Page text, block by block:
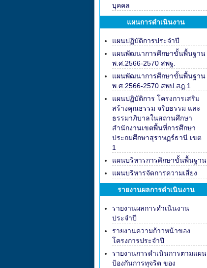
บุคคล
แผนการดำเนินงาน
แผนปฏิบัติการประจำปี
แผนพัฒนาการศึกษาขั้นพื้นฐาน
พ.ศ.2566-2570 สพฐ.
แผนพัฒนาการศึกษาขั้นพื้นฐาน
พ.ศ.2566-2570 สพป.สฎ.1
แผนปฏิบัติการ โครงการเสริม
สร้างคุณธรรม จริยธรรม และ
ธรรมาภิบาลในสถานศึกษา
สำนักงานเขตพื้นที่การศึกษา
ประถมศึกษาสุราษฏร์ธานี เขต
1
แผนบริหารการศึกษาขั้นพื้นฐาน
แผนบริหารจัดการความเสี่ยง
รายงานผลการดำเนินงาน
รายงานผลการดำเนินงาน
ประจำปี
รายงานความก้าวหน้าของ
โครงการประจำปี
รายงานการดำเนินการตามแผน
ป้องกันการทุจริต ของ